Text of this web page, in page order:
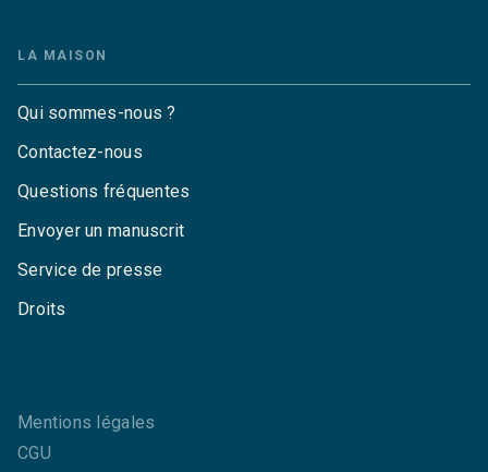
LA MAISON
Qui sommes-nous ?
Contactez-nous
Questions fréquentes
Envoyer un manuscrit
Service de presse
Droits
Mentions légales
CGU